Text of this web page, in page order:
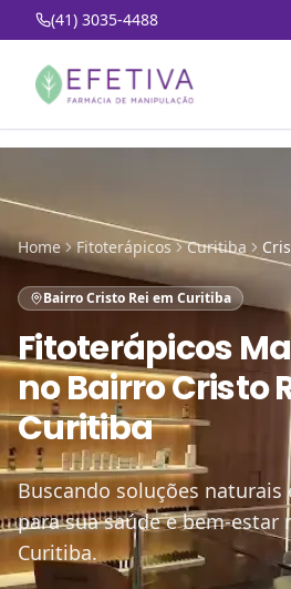
(41) 3035-4488
Home Fitoterápicos Curitiba
Bairro Cristo Rei em Curitiba
Fitoterápicos
noBairro Cristo
Curitiba
Buscando soluções naturais
para sua saúde e bem-estar
Curitiba.